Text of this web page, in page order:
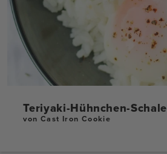
Teriyaki-Hühnchen-Schale
von Cast Iron Cookie